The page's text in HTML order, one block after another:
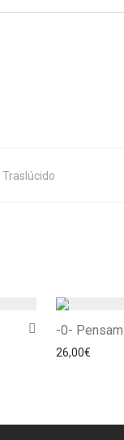
Traslúcido
-0-
26,00€